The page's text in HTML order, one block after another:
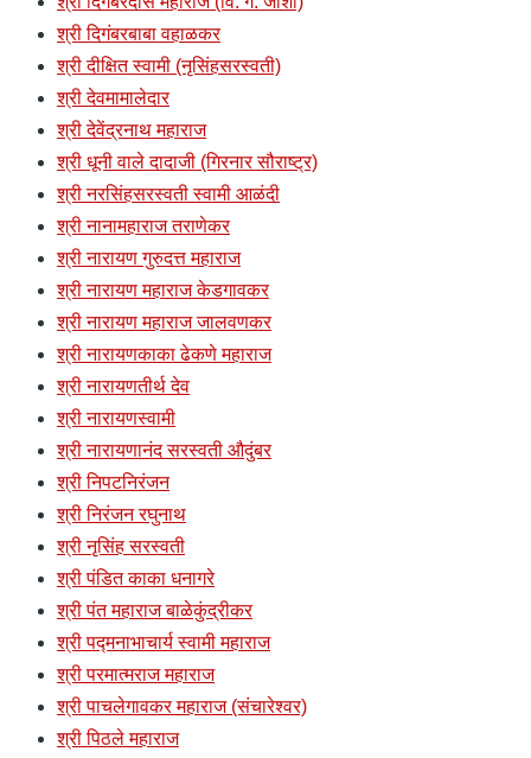
श्री दिगंबरबाबा वहाळकर
श्री दीक्षित स्वामी (नृसिंहसरस्वती)
श्री देवमामालेदार
श्री देवेंद्रनाथ महाराज
श्री धूनी वाले दादाजी (गिरनार सौराष्ट्र)
श्री नरसिंहसरस्वती स्वामी आळंदी
श्री नानामहाराज तराणेकर
श्री नारायण गुरुदत्त महाराज
श्री नारायण महाराज केडगावकर
श्री नारायण महाराज जालवणकर
श्री नारायणकाका ढेकणे महाराज
श्री नारायणतीर्थ देव
श्री नारायणस्वामी
श्री नारायणानंद सरस्वती औदुंबर
श्री निपटनिरंजन
श्री निरंजन रघुनाथ
श्री नृसिंह सरस्वती
श्री पंडित काका धनागरे
श्री पंत महाराज बाळेकुंद्रीकर
श्री पद्मनाभाचार्य स्वामी महाराज
श्री परमात्मराज महाराज
श्री पाचलेगावकर महाराज (संचारेश्वर)
श्री पिठले महाराज